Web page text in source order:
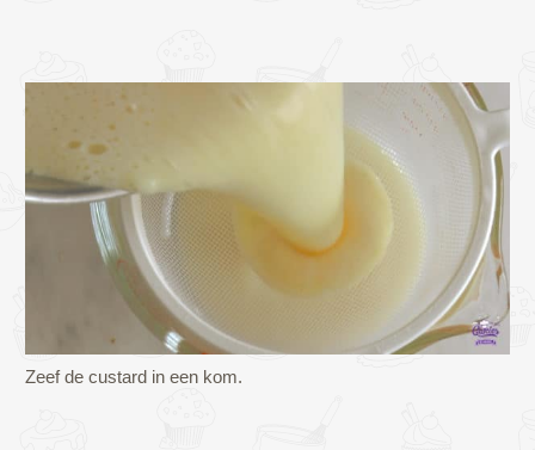
Zeef de custard in een kom.